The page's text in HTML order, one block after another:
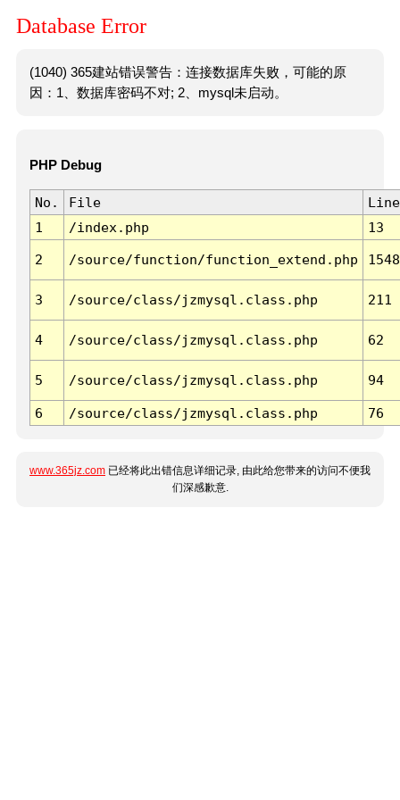
Database Error
(1040) 365建站错误警告：连接数据库失败，可能的原
因：1、数据库密码不对; 2、mysql未启动。
PHP Debug
No. File
Line
1
/index.php 13
2 /source/function/function_extend.php 1548
3 /source/class/jzmysql.class.php 211
4 /source/class/jzmysql.class.php 62
5 /source/class/jzmysql.class.php 94
6 /source/class/jzmysql.class.php 76
www.365jz.com 已经将此出错信息详细记录, 由此给您带来的访问不便我
们深感歉意.